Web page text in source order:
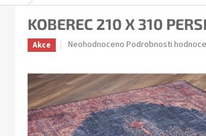
KOBEREC 210 X 310
Akce
Průměrné
je
0,0
z
5
hvězdiček.
Neohodnoceno Podrobnosti